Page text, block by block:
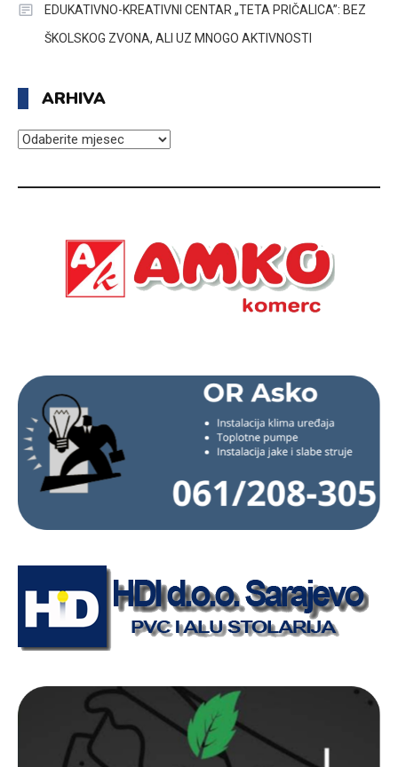
EDUKATIVNO-KREATIVNI CENTAR „TETA PRIČALICA”: BEZ
ŠKOLSKOG ZVONA, ALI UZ MNOGO AKTIVNOSTI
ARHIVA
ARHIVA